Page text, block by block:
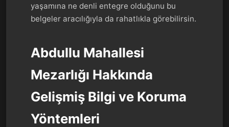
yaşamına ne denli entegre olduğunu bu
belgeler aracılığıyla da rahatlıkla görebilirsin.
Abdullu Mahallesi
Mezarlığı Hakkında
Gelişmiş Bilgi ve Koruma
Yöntemleri